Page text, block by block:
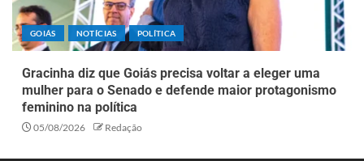
GOIÁS NOTÍCIAS POLÍTICA
Gracinha diz que Goiás precisa voltar a eleger uma
mulher para o Senado e defende maior protagonismo
feminino na política
05/08/2026 Redação